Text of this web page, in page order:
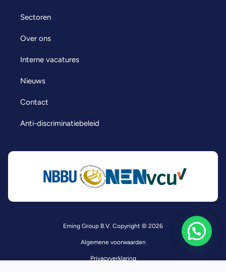
Sectoren
Over ons
Interne vacatures
Nieuws
Contact
Anti-discriminatiebeleid
Eming Group B.V. Copyright © 2026
Algemene voorwaarden
Privacyverklaring